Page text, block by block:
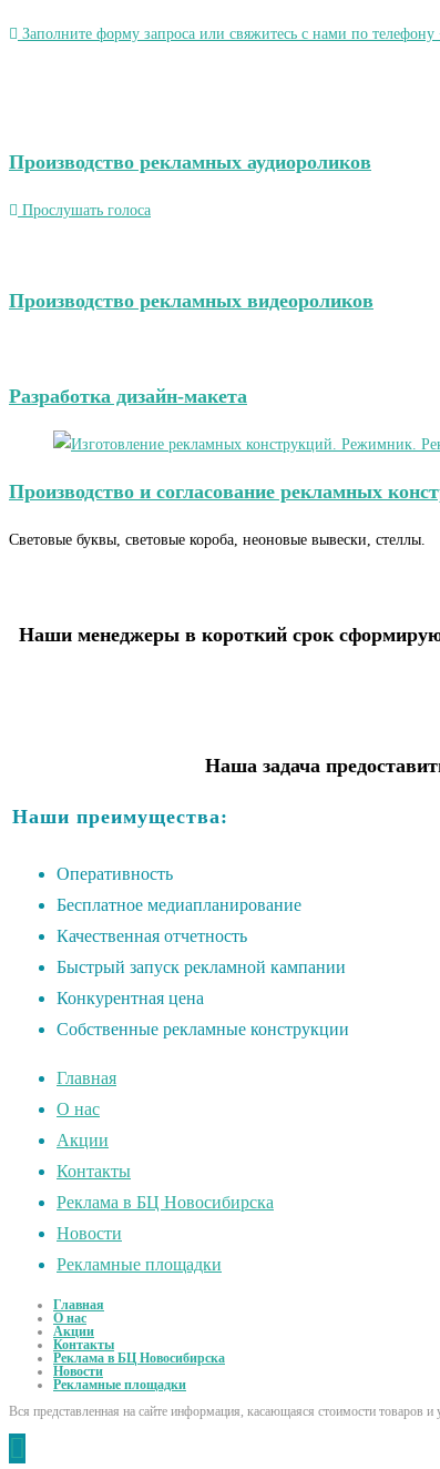
Заполните форму запроса или свяжитесь с нами по
Производство рекламных аудиороликов
Прослушать голоса
Производство рекламных видеороликов
Разработка дизайн-макета
Производство и согласование рекламных
Световые буквы, световые короба, неоновые вывески, стеллы.
Наши менеджеры в короткий срок
Наша задача
Наши преимущества:
Оперативность
Бесплатное медиапланирование
Качественная отчетность
Быстрый запуск рекламной кампании
Конкурентная цена
Собственные рекламные конструкции
Главная
О нас
Акции
Контакты
Реклама в БЦ Новосибирска
Новости
Рекламные площадки
Главная
О нас
Акции
Контакты
Реклама в БЦ Новосибирска
Новости
Рекламные площадки
Вся представленная на сайте информация, касающаяся стоимости товаров